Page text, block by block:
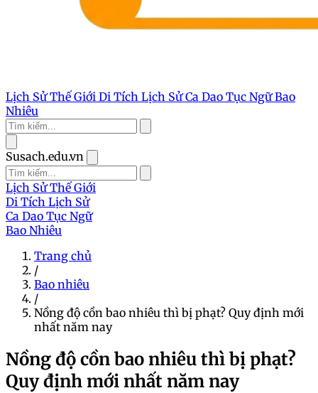
Lịch Sử Thế Giới Di Tích Lịch SửCa Dao Tục NgữBao
Nhiêu
Susach.edu.vn
Lịch Sử Thế Giới
Di Tích Lịch Sử
Ca Dao Tục Ngữ
Bao Nhiêu
Trang chủ
/
Bao nhiêu
/
Nồng độ cồn bao nhiêu thì bị phạt? Quy định mới
nhất năm nay
Nồng độ cồn bao nhiêu thì bị phạt?
Quy định mới nhất năm nay